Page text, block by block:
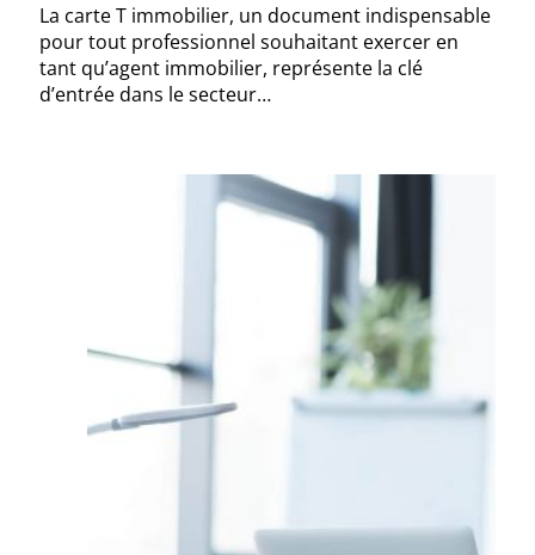
La carte T immobilier, un document indispensable
pour tout professionnel souhaitant exercer en
tant qu’agent immobilier, représente la clé
d’entrée dans le secteur…